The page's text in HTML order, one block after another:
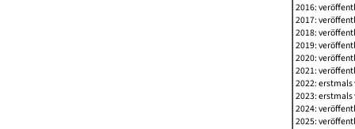
2016:
2017:
2018:
2019:
2020:
2021:
2022:
2023:
2024:
2025: